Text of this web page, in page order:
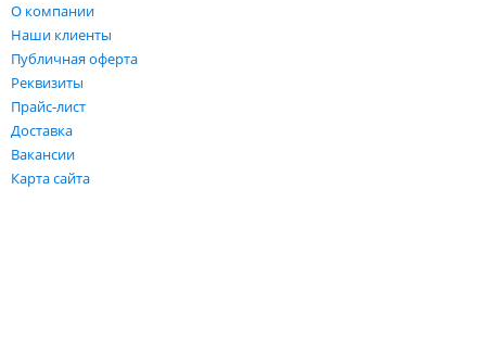
О компании
Наши клиенты
Публичная оферта
Реквизиты
Прайс-лист
Доставка
Вакансии
Карта сайта